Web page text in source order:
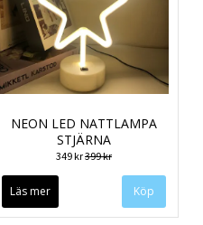
NEON LED NATTLAMPA
STJÄRNA
349 kr399 kr
Läs mer